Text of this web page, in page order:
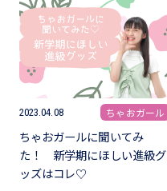
2023.04.08 ちゃおガール
ちゃおガールに聞いてみ
た！ 新学期にほしい進級グ
ッズはコレ♡